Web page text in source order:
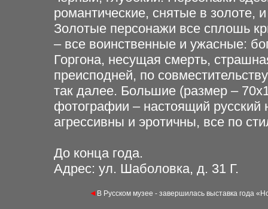
романтические, снятые в золоте,
Золотые персонажи все сплошь
– все воинственные и ужасные:
Горгона, несущая смерть,
преисподней, по
так далее. Большие (размер –
фотографии – настоящий русский
агрессивны и эротичны, все по
До конца года.
Адрес: ул. Шаболовка, д. 31 Г.
◄ В Русском музее - завершилась выставка года